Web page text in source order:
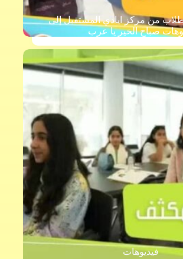
من مركز ايادي المستقبل إلى
صباح الخير يا عرب
فيديوهات